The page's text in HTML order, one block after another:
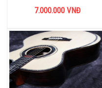
7.000.000 VNĐ